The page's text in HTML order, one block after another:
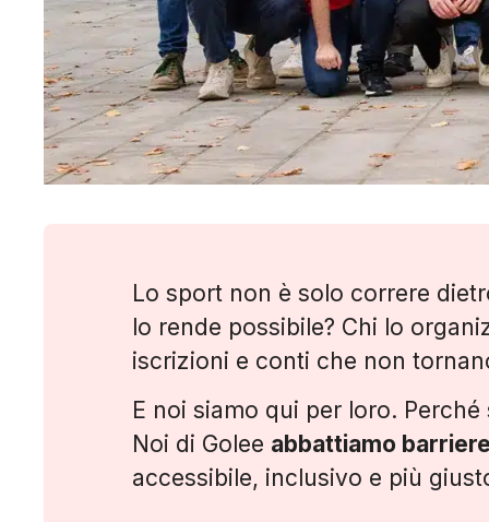
Lo sport non è solo correre
lo rende possibile? Chi lo
iscrizioni e conti che non
E noi siamo qui per loro.
Noi di Golee abbattiamo
accessibile, inclusivo e più